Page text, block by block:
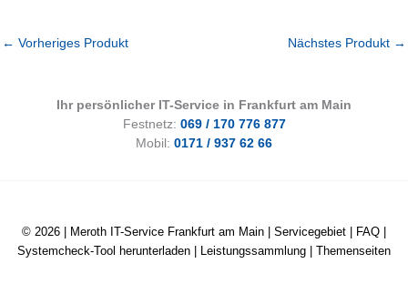
← Vorheriges Produkt Nächstes Produkt →
Ihr persönlicher IT-Service in Frankfurt am Main
Festnetz: 069 / 170 776 877
Mobil: 0171 / 937 62 66
© 2026 | Meroth IT-Service Frankfurt am Main Servicegebiet FAQ
Systemcheck-Tool herunterladen
Leistungssammlung Themenseiten